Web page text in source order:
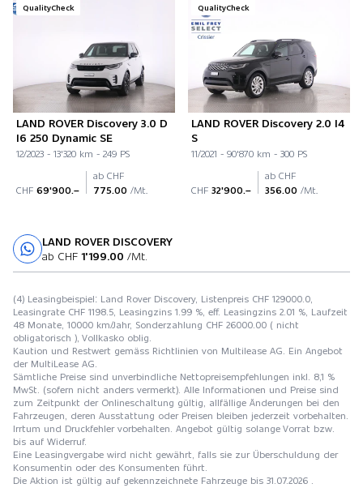
QualityCheck
LAND ROVER Discovery 3.0 D
I6 250 Dynamic SE
12/2023 - 13'320 km - 249 PS
CHF 69'900.–
ab CHF
775.00 /Mt.
QualityCheck
LAND ROVER Discovery 2.0 I4
S
11/2021 - 90'870 km - 300 PS
CHF 32'900.–
ab CHF
356.00 /Mt.
LAND ROVER DISCOVERY
ab CHF 1'199.00 /Mt.
(4) Leasingbeispiel: Land Rover Discovery, Listenpreis CHF 129000.0,
Leasingrate CHF 1198.5, Leasingzins 1.99 %, eff. Leasingzins 2.01 %, Laufzeit
48 Monate, 10000 km/Jahr, Sonderzahlung CHF 26000.00 ( nicht
obligatorisch ), Vollkasko oblig.
Kaution und Restwert gemäss Richtlinien von Multilease AG. Ein Angebot
der MultiLease AG.
Sämtliche Preise sind unverbindliche Nettopreisempfehlungen inkl. 8,1 %
MwSt. (sofern nicht anders vermerkt). Alle Informationen und Preise sind
zum Zeitpunkt der Onlineschaltung gültig, allfällige Änderungen bei den
Fahrzeugen, deren Ausstattung oder Preisen bleiben jederzeit vorbehalten.
Irrtum und Druckfehler vorbehalten. Angebot gültig solange Vorrat bzw.
bis auf Widerruf.
Eine Leasingvergabe wird nicht gewährt, falls sie zur Überschuldung der
Konsumentin oder des Konsumenten führt.
Die Aktion ist gültig auf gekennzeichnete Fahrzeuge bis 31.07.2026 .